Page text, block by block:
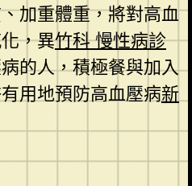
加重體重，將對高血
，異竹科 慢性病診
的人，積極餐與加入
用地預防高血壓病新